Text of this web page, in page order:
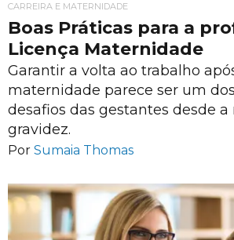
CARREIRA E MATERNIDADE
Boas Práticas para a
Licença Maternidade
Garantir a volta ao trabalho
maternidade parece ser um
desafios das gestantes desde a
gravidez.
Por Sumaia Thomas